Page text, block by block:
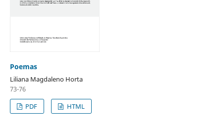
Poemas
Liliana Magdaleno Horta
73-76
PDF
HTML